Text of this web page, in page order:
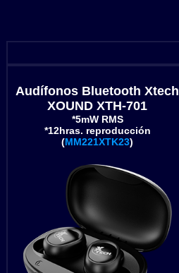
Audífonos Bluetooth Xtech
XOUND XTH-701
*5mW RMS
*12hras. reproducción
(MM221XTK23)